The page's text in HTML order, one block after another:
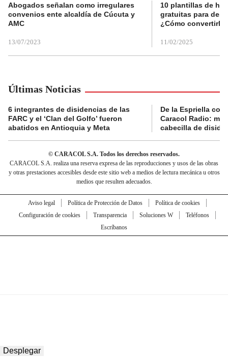
Abogados señalan como irregulares
convenios ente alcaldía de Cúcuta y
AMC
13/07/2023
10 plantillas de
gratuitas para
¿Cómo convertirla
11/02/2025
Últimas Noticias
6 integrantes de disidencias de las
FARC y el ‘Clan del Golfo’ fueron
abatidos en Antioquia y Meta
De la Espriella
Caracol Radio:
cabecilla de
© CARACOL S.A. Todos los derechos reservados.
CARACOL S.A. realiza una reserva expresa de las reproducciones y usos de las obras
y otras prestaciones accesibles desde este sitio web a medios de lectura mecánica u otros
medios que resulten adecuados.
Aviso legal Política de Protección de Datos
Política de cookies
Configuración de cookies
Transparencia Soluciones W
Teléfonos
Escríbanos
Desplegar